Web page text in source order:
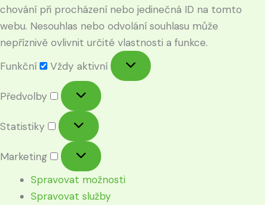
chování při procházení nebo jedinečná ID na tomto
webu. Nesouhlas nebo odvolání souhlasu může
nepříznivě ovlivnit určité vlastnosti a funkce.
Funkční
Vždy aktivní
Předvolby
Statistiky
Marketing
Spravovat možnosti
Spravovat služby